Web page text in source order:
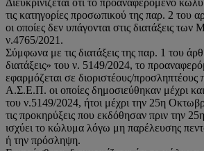
τις κατηγορίες προσωπικού της παρ. 2 του
οι οποίες δεν υπάγονται στις διατάξεις
ν.4765/2021.
Σύμφωνα με τις διατάξεις της παρ. 1 του
διατάξεις» του ν. 5149/2024, το
εφαρμόζεται σε διοριστέους/
Α.Σ.Ε.Π. οι οποίες δημοσιεύθηκαν μέχρι
του ν.5149/2024, ήτοι μέχρι την 25η
τις προκηρύξεις που εκδόθησαν πριν την
ισχύει το κώλυμα λόγω μη παρέλευσης
ή την πρόσληψη.